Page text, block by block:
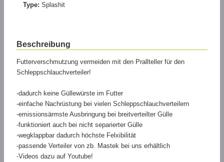
Type: Splashit
Beschreibung
Futterverschmutzung vermeiden mit den Prallteller für den
Schleppschlauchverteiler!
-dadurch keine Güllewürste im Futter
-einfache Nachrüstung bei vielen Schleppschlauchverteilern
-emissionsärmste Ausbringung bei breitverteilter Gülle
-funktioniert auch bei nicht separierter Gülle
-wegklappbar dadurch höchste Felxibilität
-passende Verteiler von zb. Mastek bei uns erhältlich
-Videos dazu auf Youtube!